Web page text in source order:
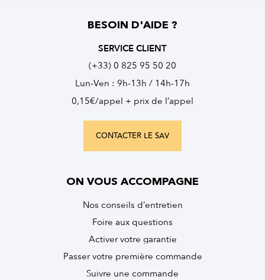
BESOIN D'AIDE ?
SERVICE CLIENT
(+33) 0 825 95 50 20
Lun-Ven : 9h-13h / 14h-17h
0,15€/appel + prix de l’appel
CONTACTER LE SAV
ON VOUS ACCOMPAGNE
Nos conseils d’entretien
Foire aux questions
Activer votre garantie
Passer votre première commande
Suivre une commande